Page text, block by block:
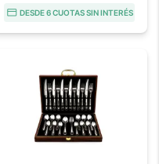
DESDE 6 CUOTAS SIN INTERÉS